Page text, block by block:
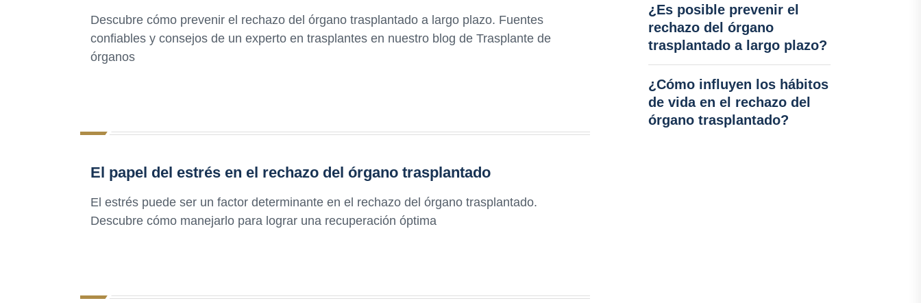
Descubre cómo prevenir el rechazo del órgano trasplantado a largo plazo. Fuentes
confiables y consejos de un experto en trasplantes en nuestro blog de Trasplante de
órganos
El papel del estrés en el rechazo del órgano trasplantado
El estrés puede ser un factor determinante en el rechazo del órgano trasplantado.
Descubre cómo manejarlo para lograr una recuperación óptima
¿Es posible prevenir el
rechazo del órgano
trasplantado a largo plazo?
¿Cómo influyen los hábitos
de vida en el rechazo del
órgano trasplantado?